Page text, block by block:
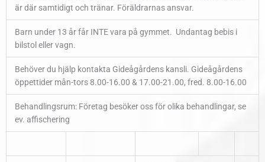
är där samtidigt och tränar. Föräldrarnas ansvar.
Barn under 13 år får INTE vara på gymmet. Undantag bebis i
bilstol eller vagn.
Behöver du hjälp kontakta Gideågårdens kansli. Gideågårdens
öppettider mån-tors 8.00-16.00 & 17.00-21.00, fred. 8.00-16.00
Behandlingsrum: Företag besöker oss för olika behandlingar, se
ev. affischering